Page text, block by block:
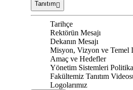
Tanıtım
Tarihçe
Rektörün Mesajı
Dekanın Mesajı
Misyon, Vizyon ve Temel
Amaç ve Hedefler
Yönetim Sistemleri
Fakültemiz Tanıtım
Logolarımız